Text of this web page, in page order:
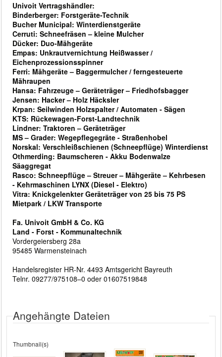
Univoit Vertragshändler:
Binderberger: Forstgeräte-Technik
Bucher Municipal: Winterdienstgeräte
Cerruti: Schneefräsen – kleine Mulcher
Dücker: Duo-Mähgeräte
Empas: Unkrautvernichtung Heißwasser /
Eichenprozessionsspinner
Ferri: Mähgeräte – Baggermulcher / ferngesteuerte
Mähraupen
Hansa: Fahrzeuge – Geräteträger – Friedhofsbagger
Jensen: Hacker – Holz Häcksler
Krpan: Seilwinden Holzspalter / Automaten - Sägen
KTS: Rückewagen-Forst-Landtechnik
Lindner: Traktoren – Geräteträger
MS – Grader: Wegepflegegräte - Straßenhobel
Norskal: Verschleißschienen (Schneepflüge) Winterdienst
Othmerding: Baumscheren - Akku Bodenwalze
Säaggregat
Rasco: Schneepflüge – Streuer – Mähgeräte – Kehrbesen
- Kehrmaschinen LYNX (Diesel - Elektro)
Vitra: Knickgelenkter Geräteträger von 25 bis 75 PS
Mietpark / LKW Transporte
Fa. Univoit GmbH & Co. KG
Land - Forst - Kommunaltechnik
Vordergeiersberg 28a
95485 Warmensteinach
Handelsregister HR-Nr. 4493 Amtsgericht Bayreuth
Telnr. 09277/975108–0 oder 01607519848
Angehängte Dateien
Thumbnail(s)